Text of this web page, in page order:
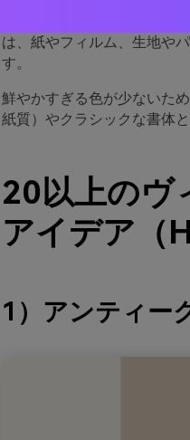
は、紙やフィルム、生地や
す。
鮮やかすぎる色が少ないた
紙質）やクラシックな書体
20以上のヴ
アイデア（
1）アンティー